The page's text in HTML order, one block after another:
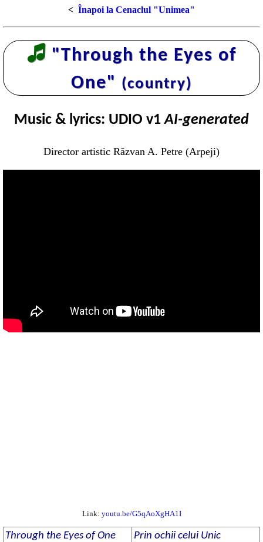
< Înapoi la Cenaclul "Unimea"
🎜 "Through the Eyes of
One" (country)
Music & lyrics: UDIO v1AI-generated
Director artistic Răzvan A. Petre (Arpeji)
Link: youtu.be/G5qAoXgHA1I
Through the Eyes of One
Prin ochii celui Unic